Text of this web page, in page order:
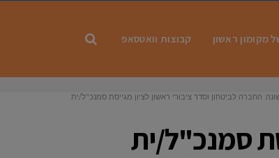
מקומון ראשון קבוצות וואטסאפ
החברה לביטחון וסדר ציבורי ראשון לציון מגייסת סמנכ"ל/ית
סמנכ"ל/ית